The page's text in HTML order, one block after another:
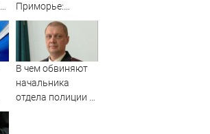
Приморье:
полиция ищет
браконьеров
В чем обвиняют
начальника
отдела полиции в